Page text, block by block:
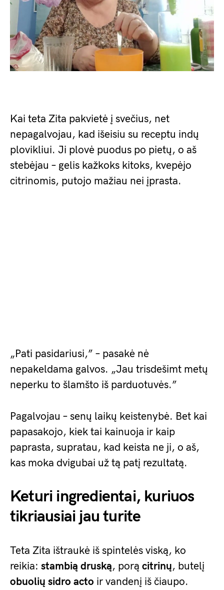
Kai teta Zita pakvietė į svečius, net
nepagalvojau, kad išeisiu su receptu indų
plovikliui. Ji plovė puodus po pietų, o aš
stebėjau – gelis kažkoks kitoks, kvepėjo
citrinomis, putojo mažiau nei įprasta.
„Pati pasidariusi,” – pasakė nė
nepakeldama galvos. „Jau trisdešimt metų
neperku to šlamšto iš parduotuvės.”
Pagalvojau – senų laikų keistenybė. Bet kai
papasakojo, kiek tai kainuoja ir kaip
paprasta, supratau, kad keista ne ji, o aš,
kas moka dvigubai už tą patį rezultatą.
Keturi ingredientai, kuriuos
tikriausiai jau turite
Teta Zita ištraukė iš spintelės viską, ko
reikia: stambią druską, porą citrinų, butelį
obuolių sidro acto ir vandenį iš čiaupo.